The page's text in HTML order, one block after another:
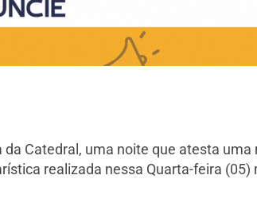
Catedral, uma noite que atesta
realizada nessa Quarta-feira